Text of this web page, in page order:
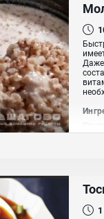
Даже